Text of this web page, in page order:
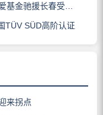
驰援长春受灾门店
TÜV SÜD高阶认证
来拐点